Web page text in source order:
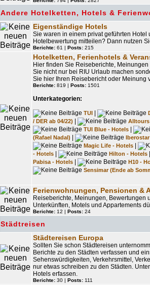
Andere Hotelketten, Hotels &
Eigenständige Hotels
Sie waren in einem privat geführten
Hotelbewertung mitteilen? Dann nutzen
Berichte: 61 | Posts: 215
Hotelketten, Ferienhotels &
Hier finden Sie Reiseberichte,
Sie nicht nur bei RIU Urlaub machen
Sie hier Ihren Reisebericht oder Meinung
Berichte: 819 | Posts: 1501
Unterkategorien:
TUI
/ DER ab 04/22)
TUI Blue - Hotels
(Rafael Nadal)
Magic Life - Hotels
- Hotels Hilton - Hotels
Pabisa - Hotels
H10 -
Sensimar (Ende ab
Ferienwohnungen, Pensionen &
Reiseberichte, Meinungen, Bewertungen
Unterkünften, Motels und Appartements
Berichte: 12 | Posts: 24
Städtreisen
Städtereisen Europa
Sollten Sie schon Städtereisen
Berichte zu den Städten verfassen und
Sehenswürdigkeiten, Verkehrsmittel,
nur etwas schreiben zu den Städten.
Hotels erfassen.
Berichte: 30 | Posts: 111